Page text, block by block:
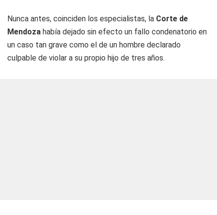
Nunca antes, coinciden los especialistas, la Corte de
Mendoza había dejado sin efecto un fallo condenatorio en
un caso tan grave como el de un hombre declarado
culpable de violar a su propio hijo de tres años.